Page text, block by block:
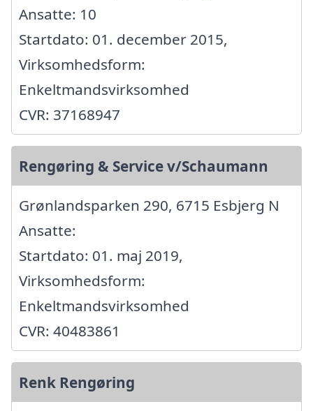
Ansatte: 10
Startdato: 01. december 2015,
Virksomhedsform:
Enkeltmandsvirksomhed
CVR: 37168947
Rengøring & Service v/Schaumann
Grønlandsparken 290, 6715 Esbjerg N
Ansatte:
Startdato: 01. maj 2019,
Virksomhedsform:
Enkeltmandsvirksomhed
CVR: 40483861
Renk Rengøring